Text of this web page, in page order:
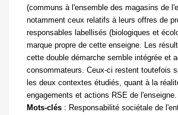
(communs à l'ensemble des magasins de
notamment ceux relatifs à leurs offres de
responsables labellisés (biologiques et
marque propre de cette enseigne. Les
cette double démarche semble intégrée et
consommateurs. Ceux-ci restent toutefois
les deux contextes étudiés, quant à la
engagements et actions RSE de l'enseigne.
Mots-clés : Responsabilité sociétale de